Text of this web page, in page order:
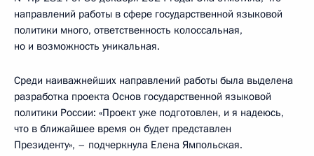
направлений работы в сфере государственной языковой
политики много, ответственность колоссальная,
но и возможность уникальная.
Среди наиважнейших направлений работы была выделена
разработка проекта Основ государственной языковой
политики России: «Проект уже подготовлен, и я надеюсь,
что в ближайшее время он будет представлен
Президенту», – подчеркнула Елена Ямпольская.